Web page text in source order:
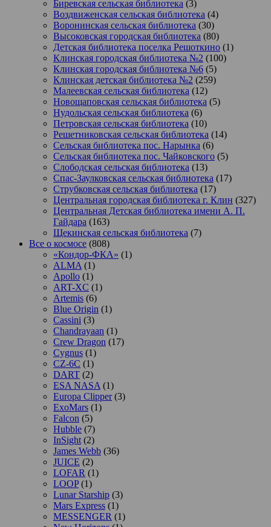
Биревская сельская библиотека (3)
Воздвиженская сельская библиотека (4)
Воронинская сельская библиотека (30)
Высоковская городская библиотека (80)
Детская библиотека поселка Решоткино (1)
Клинская городская библиотека №2 (100)
Клинская городская библиотека №6 (5)
Клинская детская библиотека №2 (259)
Малеевская сельская библиотека (12)
Новощаповская сельская библиотека (5)
Нудольская сельская библиотека (6)
Петровская сельская библиотека (10)
Решетниковская сельская библиотека (14)
Сельская библиотека пос. Нарынка (6)
Сельская библиотека пос. Чайковского (5)
Слободская сельская библиотека (13)
Спас-Заулковская сельская библиотека (17)
Струбковская сельская библиотека (17)
Центральная городская библиотека г. Клин (327)
Центральная Детская библиотека имени А. П.
Гайдара (163)
Щекинская сельская библиотека (7)
Все о космосе (808)
«Кондор-ФКА» (1)
ALMA (1)
Apollo (1)
ART-XC (1)
Artemis (6)
Blue Origin (1)
Cassini (3)
Chandrayaan (1)
Crew Dragon (17)
Cygnus (1)
CZ-6C (1)
DART (2)
ESA NASA (1)
Europa Clipper(3)
ExoMars (1)
Falcon (5)
Hubble (7)
InSight (2)
James Webb (36)
JUICE (2)
LOFAR (1)
LOOP(1)
Lunar Starship (3)
Mars Express (1)
MESSENGER (1)